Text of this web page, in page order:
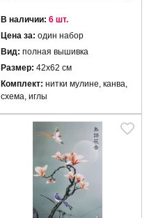
В наличии: 6 шт.
Цена за: один набор
Вид: полная вышивка
Размер: 42х62 см
Комплект: нитки мулине, канва,
схема, иглы